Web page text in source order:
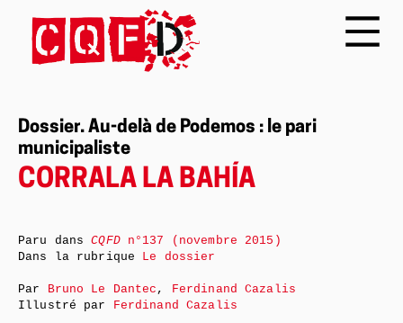
Dossier. Au-delà de Podemos : le pari
municipaliste
CORRALA LA BAHÍA
Paru dansCQFDn°137 (novembre 2015)
Dans la rubrique Le dossier
Par Bruno Le Dantec , Ferdinand Cazalis
Illustré par Ferdinand Cazalis